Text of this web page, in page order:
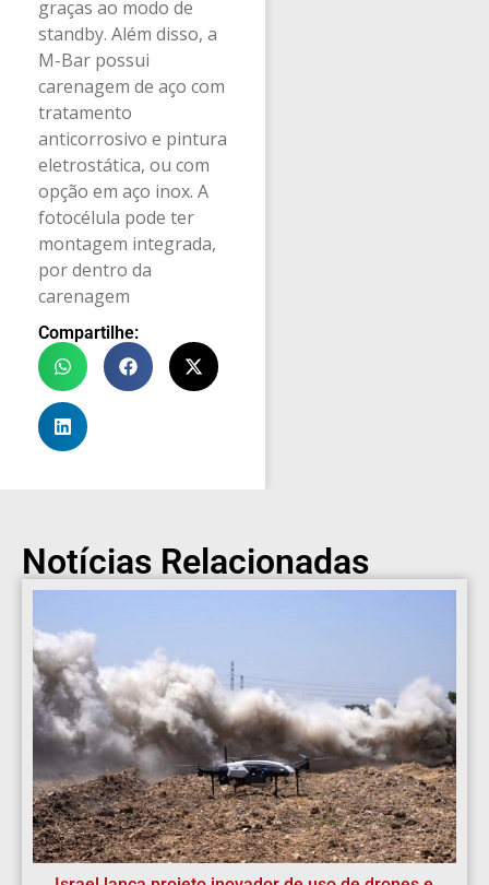
graças ao modo de
standby. Além disso, a
M-Bar possui
carenagem de aço com
tratamento
anticorrosivo e pintura
eletrostática, ou com
opção em aço inox. A
fotocélula pode ter
montagem integrada,
por dentro da
carenagem
Compartilhe:
Notícias Relacionadas